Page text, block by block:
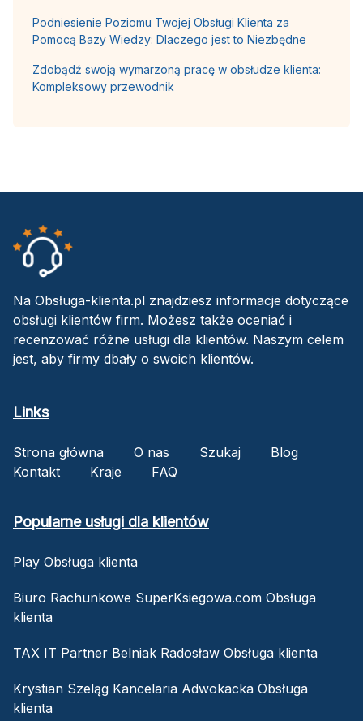
Podniesienie Poziomu Twojej Obsługi Klienta za
Pomocą Bazy Wiedzy: Dlaczego jest to Niezbędne
Zdobądź swoją wymarzoną pracę w obsłudze klienta:
Kompleksowy przewodnik
Na Obsługa-klienta.pl znajdziesz informacje dotyczące
obsługi klientów firm. Możesz także oceniać i
recenzować różne usługi dla klientów. Naszym celem
jest, aby firmy dbały o swoich klientów.
Links
Strona główna O nas Szukaj
Blog
Kontakt
Kraje FAQ
Popularne usługi dla klientów
Play Obsługa klienta
Biuro Rachunkowe SuperKsiegowa.com Obsługa
klienta
TAX IT Partner Belniak Radosław Obsługa klienta
Krystian Szeląg Kancelaria Adwokacka Obsługa
klienta